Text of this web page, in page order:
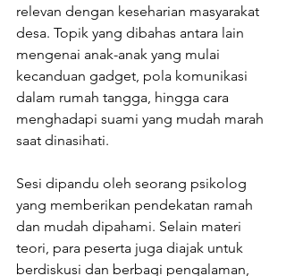
relevan dengan keseharian masyarakat
desa. Topik yang dibahas antara lain
mengenai anak-anak yang mulai
kecanduan gadget, pola komunikasi
dalam rumah tangga, hingga cara
menghadapi suami yang mudah marah
saat dinasihati.
Sesi dipandu oleh seorang psikolog
yang memberikan pendekatan ramah
dan mudah dipahami. Selain materi
teori, para peserta juga diajak untuk
berdiskusi dan berbagi pengalaman,